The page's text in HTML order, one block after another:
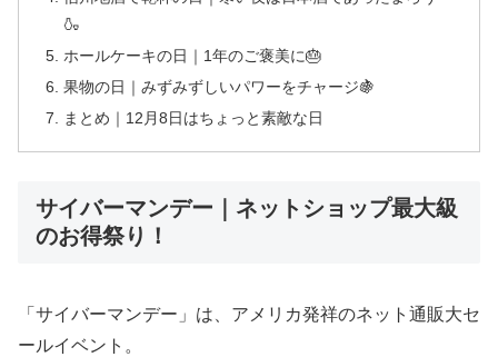
🍶
ホールケーキの日｜1年のご褒美に🎂
果物の日｜みずみずしいパワーをチャージ🍇
まとめ｜12月8日はちょっと素敵な日
サイバーマンデー｜ネットショップ最大級
のお得祭り！
「サイバーマンデー」は、アメリカ発祥のネット通販大セ
ールイベント。